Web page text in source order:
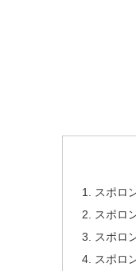
スポロ
スポロ
スポロ
スポロ